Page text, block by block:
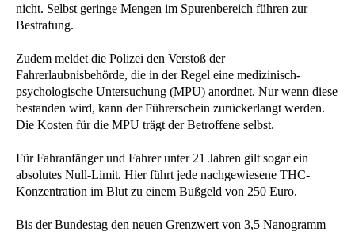
nicht. Selbst geringe Mengen im Spurenbereich führen zur
Bestrafung.
Zudem meldet die Polizei den Verstoß der
Fahrerlaubnisbehörde, die in der Regel eine medizinisch-
psychologische Untersuchung (MPU) anordnet. Nur wenn diese
bestanden wird, kann der Führerschein zurückerlangt werden.
Die Kosten für die MPU trägt der Betroffene selbst.
Für Fahranfänger und Fahrer unter 21 Jahren gilt sogar ein
absolutes Null-Limit. Hier führt jede nachgewiesene THC-
Konzentration im Blut zu einem Bußgeld von 250 Euro.
Bis der Bundestag den neuen Grenzwert von 3,5 Nanogramm